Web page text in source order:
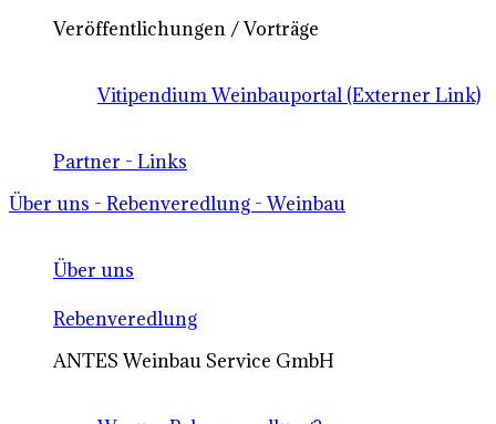
Veröffentlichungen / Vorträge
Vitipendium Weinbauportal (Externer Link)
Partner - Links
Über uns - Rebenveredlung - Weinbau
Über uns
Rebenveredlung
ANTES Weinbau Service GmbH